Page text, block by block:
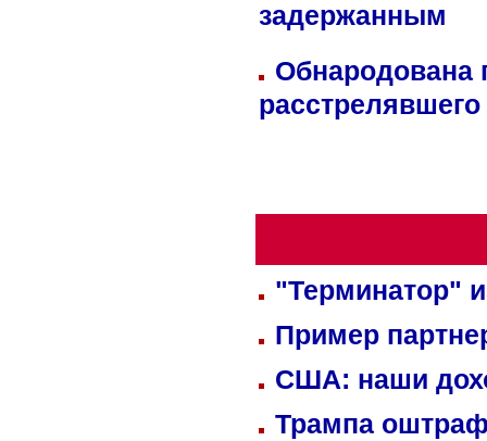
задержанным
Обнародована
"Терминатор"
Пример
США: наши
Трампа